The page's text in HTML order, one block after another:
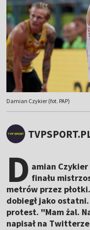
Damian Czykier (fot. PAP)
D amian Czykier
finału
metrów przez
dobiegł jako
protest. "Mam żal.
napisał na